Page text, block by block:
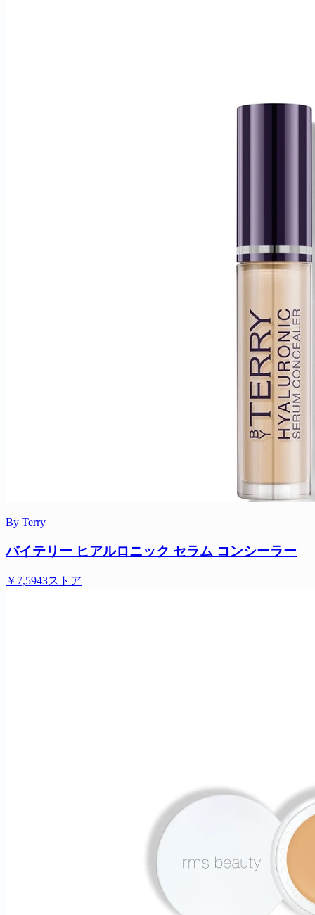
By Terry
バイテリー ヒアルロニック セラム コンシーラー
￥7,5943ストア